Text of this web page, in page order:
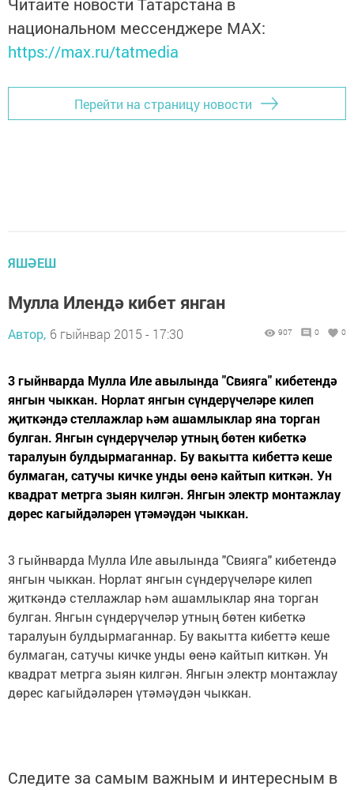
Читайте новости Татарстана в
национальном мессенджере MАХ:
https://max.ru/tatmedia
Перейти на страницу новости
ЯШӘЕШ
Мулла Илендә кибет янган
Автор, 6 гыйнвар 2015 - 17:30 907 0 0
3 гыйнварда Мулла Иле авылында "Свияга" кибетендә
янгын чыккан. Норлат янгын сүндерүчеләре килеп
җиткәндә стеллажлар һәм ашамлыклар яна торган
булган. Янгын сүндерүчеләр утның бөтен кибеткә
таралуын булдырмаганнар. Бу вакытта кибеттә кеше
булмаган, сатучы кичке унды өенә кайтып киткән. Ун
квадрат метрга зыян килгән. Янгын электр монтажлау
дөрес кагыйдәләрен үтәмәүдән чыккан.
3 гыйнварда Мулла Иле авылында "Свияга" кибетендә
янгын чыккан. Норлат янгын сүндерүчеләре килеп
җиткәндә стеллажлар һәм ашамлыклар яна торган
булган. Янгын сүндерүчеләр утның бөтен кибеткә
таралуын булдырмаганнар. Бу вакытта кибеттә кеше
булмаган, сатучы кичке унды өенә кайтып киткән. Ун
квадрат метрга зыян килгән. Янгын электр монтажлау
дөрес кагыйдәләрен үтәмәүдән чыккан.
Следите за самым важным и интересным в